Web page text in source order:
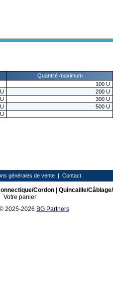
Quantité maximum
100 U
U 200 U
U 300 U
U 500 U
U
générales de vente | Contact
Cordon| Quincaille/
Votre panier
2025-2026 BG Partners